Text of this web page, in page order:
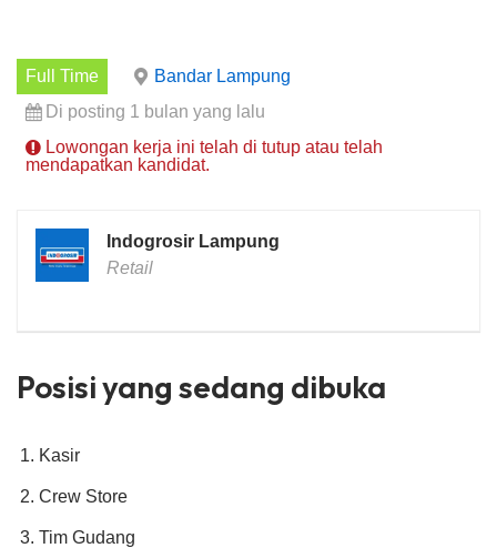
Full Time
Bandar Lampung
Di posting 1 bulan yang lalu
Lowongan kerja ini telah di tutup atau telah
mendapatkan kandidat.
Indogrosir Lampung
Retail
Posisi yang sedang dibuka
Kasir
Crew Store
Tim Gudang